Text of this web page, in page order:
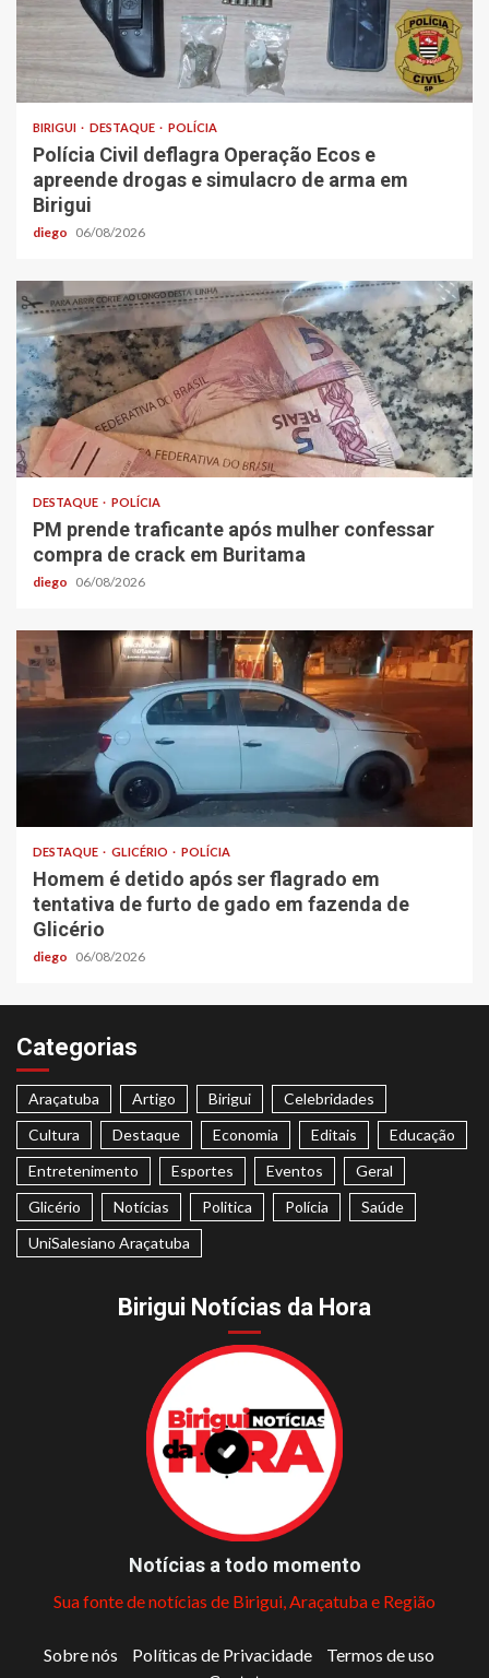
BIRIGUI DESTAQUE POLÍCIA
Polícia Civil deflagra Operação Ecos e
apreende drogas e simulacro de arma em
Birigui
diego 06/08/2026
DESTAQUE POLÍCIA
PM prende traficante após mulher confessar
compra de crack em Buritama
diego 06/08/2026
DESTAQUE GLICÉRIO POLÍCIA
Homem é detido após ser flagrado em
tentativa de furto de gado em fazenda de
Glicério
diego 06/08/2026
Categorias
Araçatuba Artigo Birigui
Celebridades
Cultura
Destaque Economia Editais
Educação
Entretenimento
Esportes Eventos
Geral
Glicério
Notícias Politica Polícia
Saúde
UniSalesiano Araçatuba
Birigui Notícias da Hora
Notícias a todo momento
Sua fonte de notícias de Birigui, Araçatuba e Região
Sobre nós Políticas de Privacidade
Termos de uso